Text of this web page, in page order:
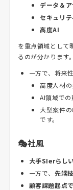
データ＆
セキュリテ
高度AI
を重点領域として
るのが分かります。
一方で、将来
高度人材
AI領域で
大型案件
です。
🎭社風
大手SIerらし
一方で、 先端
顧客課題起点